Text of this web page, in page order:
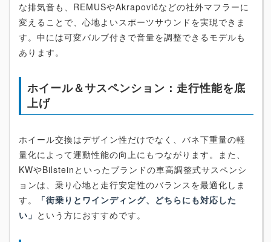
な排気音も、REMUSやAkrapovičなどの社外マフラーに
変えることで、心地よいスポーツサウンドを実現できま
す。中には可変バルブ付きで音量を調整できるモデルも
あります。
ホイール＆サスペンション：走行性能を底
上げ
ホイール交換はデザイン性だけでなく、バネ下重量の軽
量化によって運動性能の向上にもつながります。また、
KWやBilsteinといったブランドの車高調整式サスペンシ
ョンは、乗り心地と走行安定性のバランスを最適化しま
す。
「街乗りとワインディング、どちらにも対応した
い」 という方におすすめです。